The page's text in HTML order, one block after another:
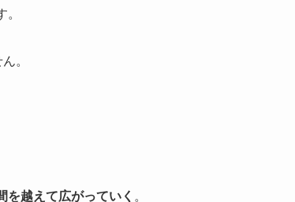
。
を越えて広がっていく 。